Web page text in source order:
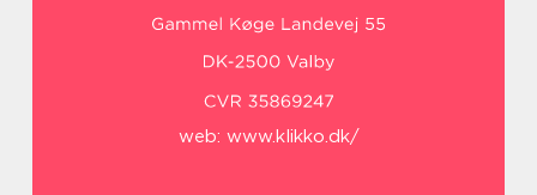
web: www.klikko.dk/